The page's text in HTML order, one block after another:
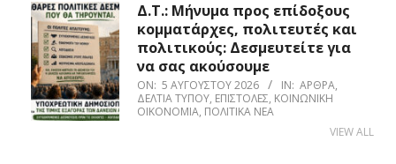
Δ.Τ.: Μήνυμα προς επίδοξους
κομματάρχες, πολιτευτές και
πολιτικούς: Δεσμευτείτε για
να σας ακούσουμε
ON: 5 ΑΥΓΟΎΣΤΟΥ 2026 IN: ΆΡΘΡΑ,
ΔΕΛΤΊΑ ΤΎΠΟΥ, ΕΠΙΣΤΟΛΈΣ, ΚΟΙΝΩΝΙΚΉ
ΟΙΚΟΝΟΜΊΑ, ΠΟΛΙΤΙΚΆ ΝΈΑ
VIEW ALL